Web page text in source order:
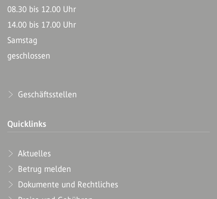
08.30 bis 12.00 Uhr
14.00 bis 17.00 Uhr
Samstag
geschlossen
Geschäftsstellen
Quicklinks
Aktuelles
Betrug melden
Dokumente und Rechtliches